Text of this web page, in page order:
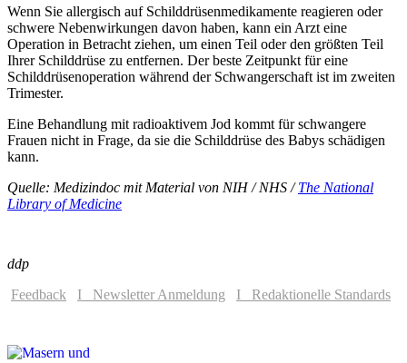
Wenn Sie allergisch auf Schilddrüsenmedikamente reagieren oder
schwere Nebenwirkungen davon haben, kann ein Arzt eine
Operation in Betracht ziehen, um einen Teil oder den größten Teil
Ihrer Schilddrüse zu entfernen. Der beste Zeitpunkt für eine
Schilddrüsenoperation während der Schwangerschaft ist im zweiten
Trimester.
Eine Behandlung mit radioaktivem Jod kommt für schwangere
Frauen nicht in Frage, da sie die Schilddrüse des Babys schädigen
kann.
Quelle: Medizindoc mit Material von NIH / NHS /The National
Library of Medicine
ddp
Feedback
I Newsletter Anmeldung I Redaktionelle Standards